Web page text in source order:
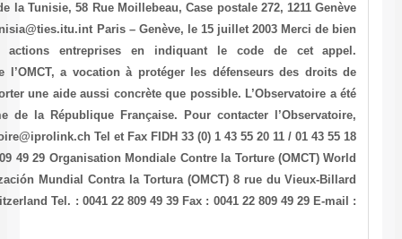
S.E M. Habib Mansour, Mission permanente de la Tunisie, 58 Rue
19; Fax : +4122 734 06 63 ; Email : mission.tunisia@ties.itu.int Paris
vouloir informer l’Observatoire de toutes actions
L’Observatoire, programme de la FIDH et de l’OMCT, a vocation
l’homme victimes de violations et à leur apporter une aide aussi
lauréat 1998 du Prix des Droits de l’Homme de la République
appeler la ligne d’urgence : E-mail : observatoire@iprolink.ch Tel et
80 Tel et Fax OMCT +4122 809 49 39 / 41 22 809 49 29 Organisation
Organisation Against Torture (OMCT) Organización Mundial Contra
Case postale 21 CH-1211 Geneve 8 Suisse/Switzerland Tel. : 0041 22